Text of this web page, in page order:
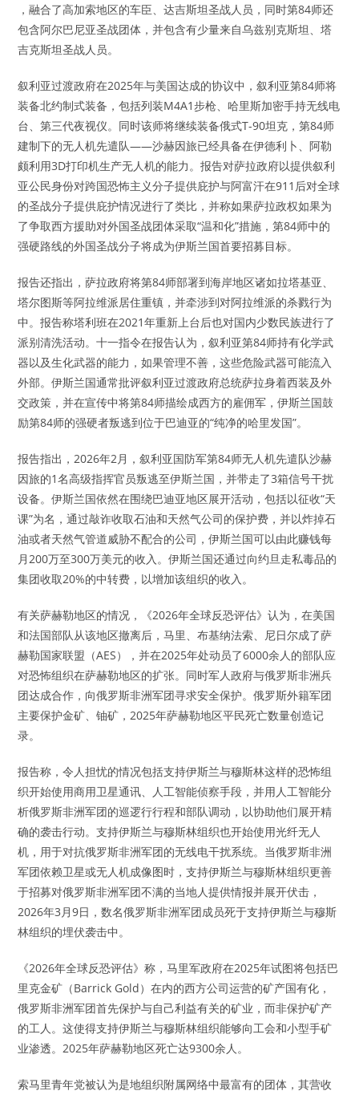
，融合了高加索地区的车臣、达吉斯坦圣战人员，同时第84师还
包含阿尔巴尼亚圣战团体，并包含有少量来自乌兹别克斯坦、塔
吉克斯坦圣战人员。
叙利亚过渡政府在2025年与美国达成的协议中，叙利亚第84师将
装备北约制式装备，包括列装M4A1步枪、哈里斯加密手持无线电
台、第三代夜视仪。同时该师将继续装备俄式T-90坦克，第84师
建制下的无人机先遣队——沙赫因旅已经具备在伊德利卜、阿勒
颇利用3D打印机生产无人机的能力。报告对萨拉政府以提供叙利
亚公民身份对跨国恐怖主义分子提供庇护与阿富汗在911后对全球
的圣战分子提供庇护情况进行了类比，并称如果萨拉政权如果为
了争取西方援助对外国圣战团体采取“温和化”措施，第84师中的
强硬路线的外国圣战分子将成为伊斯兰国首要招募目标。
报告还指出，萨拉政府将第84师部署到海岸地区诸如拉塔基亚、
塔尔图斯等阿拉维派居住重镇，并牵涉到对阿拉维派的杀戮行为
中。报告称塔利班在2021年重新上台后也对国内少数民族进行了
派别清洗活动。十一指令在报告认为，叙利亚第84师持有化学武
器以及生化武器的能力，如果管理不善，这些危险武器可能流入
外部。伊斯兰国通常批评叙利亚过渡政府总统萨拉身着西装及外
交政策，并在宣传中将第84师描绘成西方的雇佣军，伊斯兰国鼓
励第84师的强硬者叛逃到位于巴迪亚的“纯净的哈里发国”。
报告指出，2026年2月，叙利亚国防军第84师无人机先遣队沙赫
因旅的1名高级指挥官员叛逃至伊斯兰国，并带走了3箱信号干扰
设备。伊斯兰国依然在围绕巴迪亚地区展开活动，包括以征收“天
课”为名，通过敲诈收取石油和天然气公司的保护费，并以炸掉石
油或者天然气管道威胁不配合的公司，伊斯兰国可以由此赚钱每
月200万至300万美元的收入。伊斯兰国还通过向约旦走私毒品的
集团收取20%的中转费，以增加该组织的收入。
有关萨赫勒地区的情况，《2026年全球反恐评估》认为，在美国
和法国部队从该地区撤离后，马里、布基纳法索、尼日尔成了萨
赫勒国家联盟（AES），并在2025年处动员了6000余人的部队应
对恐怖组织在萨赫勒地区的扩张。同时军人政府与俄罗斯非洲兵
团达成合作，向俄罗斯非洲军团寻求安全保护。俄罗斯外籍军团
主要保护金矿、铀矿，2025年萨赫勒地区平民死亡数量创造记
录。
报告称，令人担忧的情况包括支持伊斯兰与穆斯林这样的恐怖组
织开始使用商用卫星通讯、人工智能侦察手段，并用人工智能分
析俄罗斯非洲军团的巡逻行行程和部队调动，以协助他们展开精
确的袭击行动。支持伊斯兰与穆斯林组织也开始使用光纤无人
机，用于对抗俄罗斯非洲军团的无线电干扰系统。当俄罗斯非洲
军团依赖卫星或无人机成像图时，支持伊斯兰与穆斯林组织更善
于招募对俄罗斯非洲军团不满的当地人提供情报并展开伏击，
2026年3月9日，数名俄罗斯非洲军团成员死于支持伊斯兰与穆斯
林组织的埋伏袭击中。
《2026年全球反恐评估》称，马里军政府在2025年试图将包括巴
里克金矿（Barrick Gold）在内的西方公司运营的矿产国有化，
俄罗斯非洲军团首先保护与自己利益有关的矿业，而非保护矿产
的工人。这使得支持伊斯兰与穆斯林组织能够向工会和小型手矿
业渗透。2025年萨赫勒地区死亡达9300余人。
索马里青年党被认为是地组织附属网络中最富有的团体，其营收